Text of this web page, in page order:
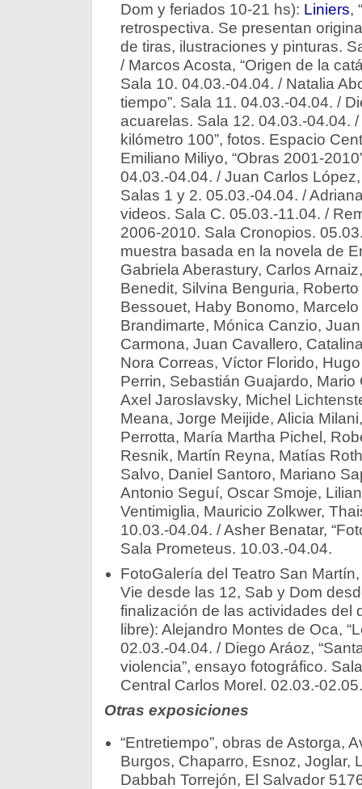
Dom y feriados 10-21 hs): Liniers,
retrospectiva. Se presentan
de tiras, ilustraciones y pinturas.
/ Marcos Acosta, “Origen de la
Sala 10. 04.03.-04.04. / Natalia
tiempo”. Sala 11. 04.03.-04.04. /
acuarelas. Sala 12. 04.03.-04.04.
kilómetro 100”, fotos. Espacio
Emiliano Miliyo, “Obras 2001-
04.03.-04.04. / Juan Carlos López,
Salas 1 y 2. 05.03.-04.04. /
videos. Sala C. 05.03.-11.04. /
2006-2010. Sala Cronopios.
muestra basada en la novela de
Gabriela Aberastury, Carlos
Benedit, Silvina Benguria,
Bessouet, Haby Bonomo,
Brandimarte, Mónica Canzio,
Carmona, Juan Cavallero,
Nora Correas, Víctor Florido,
Perrin, Sebastián Guajardo,
Axel Jaroslavsky, Michel
Meana, Jorge Meijide, Alicia
Perrotta, María Martha Pichel,
Resnik, Martín Reyna, Matías
Salvo, Daniel Santoro, Mariano
Antonio Seguí, Oscar Smoje,
Ventimiglia, Mauricio Zolkwer,
10.03.-04.04. / Asher Benatar,
Sala Prometeus. 10.03.-04.04.
FotoGalería del Teatro San
Vie desde las 12, Sab y Dom
finalización de las actividades del
libre): Alejandro Montes de Oca,
02.03.-04.04. / Diego Aráoz,
violencia”, ensayo fotográfico.
Central Carlos Morel. 02.03.-02.05.
Otras exposiciones
“Entretiempo”, obras de Astorga,
Burgos, Chaparro, Esnoz, Joglar,
Dabbah Torrejón, El Salvador